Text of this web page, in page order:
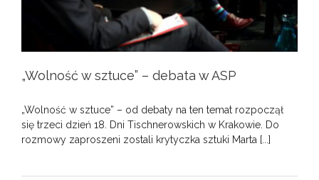
„Wolność w sztuce” – debata w ASP
„Wolność w sztuce” – od debaty na ten temat rozpoczął
się trzeci dzień 18. Dni Tischnerowskich w Krakowie. Do
rozmowy zaproszeni zostali krytyczka sztuki Marta [...]